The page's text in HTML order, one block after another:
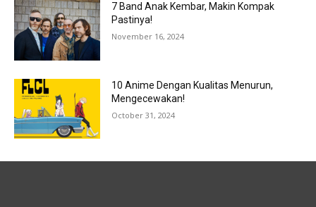
7 Band Anak Kembar, Makin Kompak
Pastinya!
November 16, 2024
10 Anime Dengan Kualitas Menurun,
Mengecewakan!
October 31, 2024